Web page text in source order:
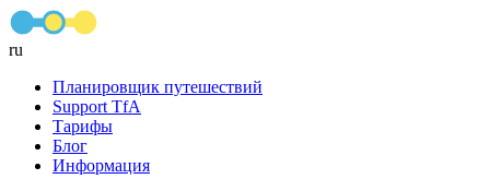
ru
Планировщик путешествий
Support TfA
Тарифы
Блог
Информация